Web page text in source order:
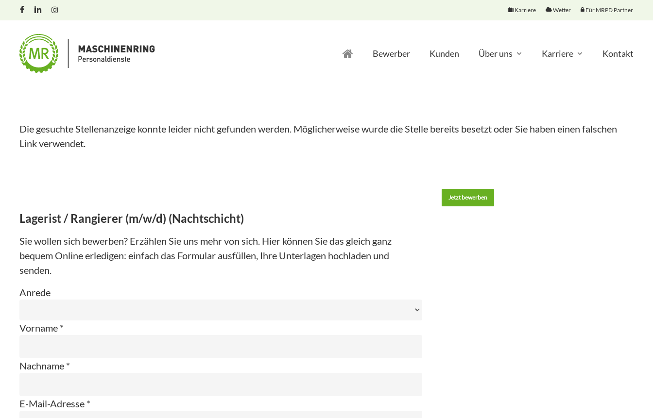
content
facebooklinkedininstagram Karriere Wetter Für MRPD Partner
Bewerber Kunden Über uns Karriere Kontakt
Die gesuchte Stellenanzeige konnte leider nicht gefunden werden. Möglicherweise wurde die Stelle bereits besetzt oder Sie haben einen falschen
Link verwendet.
Jetzt bewerben
Lagerist / Rangierer (m/w/d) (Nachtschicht)
Sie wollen sich bewerben? Erzählen Sie uns mehr von sich. Hier können Sie das gleich ganz
bequem Online erledigen: einfach das Formular ausfüllen, Ihre Unterlagen hochladen und
senden.
Anrede
Vorname *
Nachname *
E-Mail-Adresse *